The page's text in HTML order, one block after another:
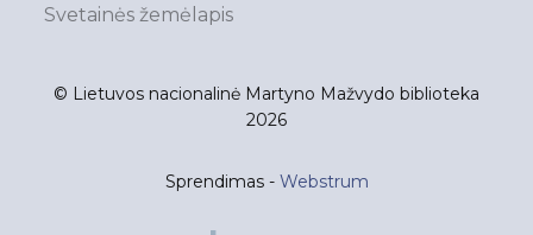
Svetainės žemėlapis
© Lietuvos nacionalinė Martyno Mažvydo biblioteka
2026
Sprendimas - Webstrum